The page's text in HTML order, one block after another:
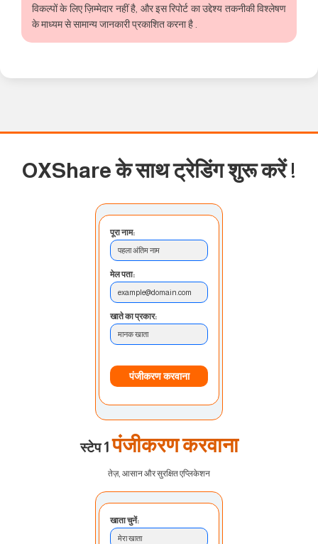
विकल्पों के लिए ज़िम्मेदार नहीं है, और इस रिपोर्ट का उद्देश्य तकनीकी विश्लेषण
के माध्यम से सामान्य जानकारी प्रकाशित करना है .
OXShare के साथ ट्रेडिंग शुरू करें!
पूरा नाम:
पहला अंतिम नाम
मेल पता:
example@domain.com
खाते का प्रकार:
मानक खाता
पंजीकरण करवाना
स्टेप 1 पंजीकरण करवाना
तेज़, आसान और सुरक्षित एप्लिकेशन
खाता चुनें:
मेरा खाता